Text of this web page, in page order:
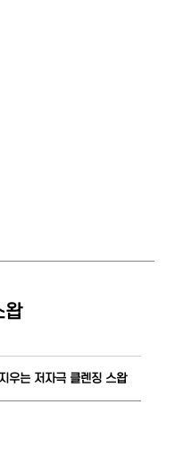
왑
우는 저자극 클렌징 스왑